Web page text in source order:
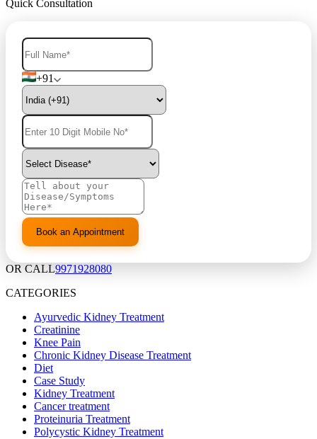
Quick Consultation
+91
OR CALL9971928080
CATEGORIES
Ayurvedic Kidney Treatment
Creatinine
Knee Pain
Chronic Kidney Disease Treatment
Diet
Case Study
Kidney Treatment
Cancer treatment
Proteinuria Treatment
Polycystic Kidney Treatment